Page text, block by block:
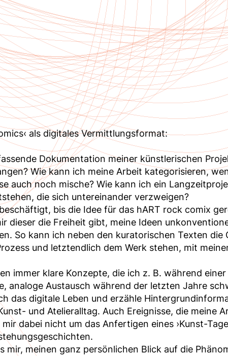
als digitales Vermittlungsformat:
Dokumentation meiner künstlerischen
Wie kann ich meine Arbeit kategorisieren,
auch noch mische? Wie kann ich ein
die sich untereinander verzweigen?
bis die Idee für das hART rock comix
dieser die Freiheit gibt, meine Ideen
So kann ich neben den kuratorischen Texten die
und letztendlich dem Werk stehen, mit
immer klare Konzepte, die ich z. B. während
analoge Austausch während der letzten Jahre
das digitale Leben und erzähle
und Atelieralltag. Auch Ereignisse, die meine
dabei nicht um das Anfertigen eines ›Kunst-
mir, meinen ganz persönlichen Blick auf die